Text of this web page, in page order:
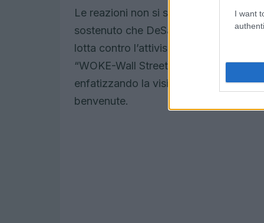
I want
Le reazioni non si sono fatte
sostenuto che DeSantis sta
lotta contro l’attivismo ESG a quella
“WOKE-Wall Street vuole avvicinarsi
enfatizzando la visione della Florida
benvenute.